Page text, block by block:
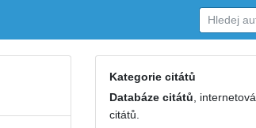
Kategorie citátů
Databáze citátů ,
citátů.